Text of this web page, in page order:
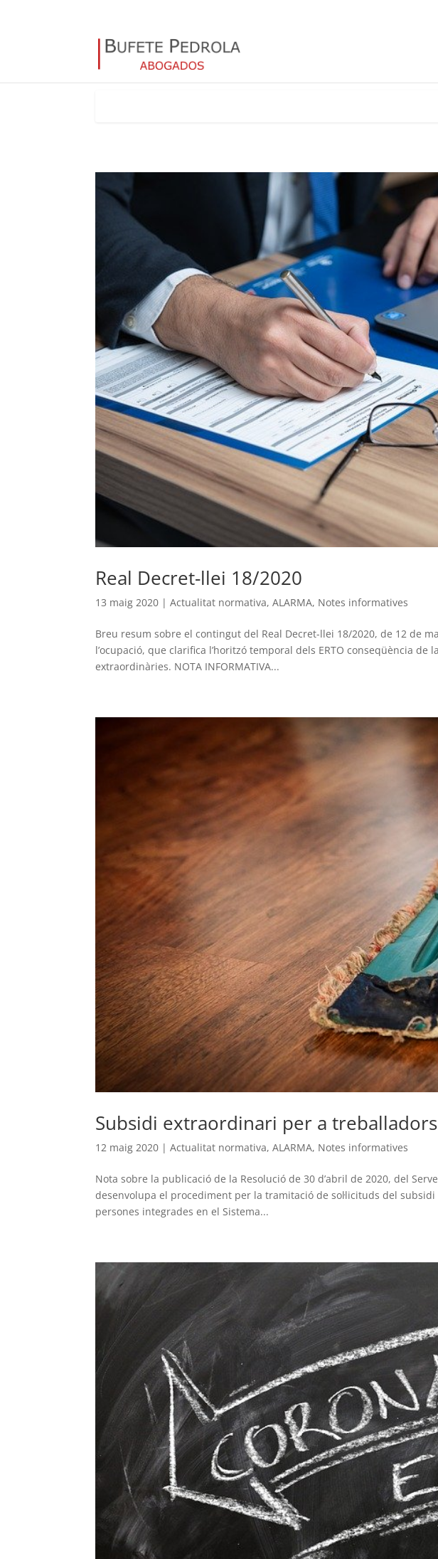
Real Decret-llei 18/2020
13 maig 2020 |Actualitat normativa,ALARMA, Notes informatives
Breu resum sobre el contingut del Real Decret-llei 18/2020, de 12 de
l’ocupació, que clarifica l’horitzó temporal dels ERTO conseqüència de
extraordinàries. NOTA INFORMATIVA...
Subsidi extraordinari per a
12 maig 2020 |Actualitat normativa,ALARMA, Notes informatives
Nota sobre la publicació de la Resolució de 30 d’abril de 2020, del
desenvolupa el procediment per la tramitació de sol·licituds del
persones integrades en el Sistema...